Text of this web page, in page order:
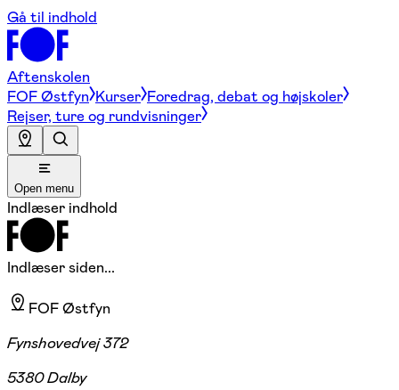
Gå til indhold
Aftenskolen
FOF Østfyn Kurser Foredrag, debat og højskoler
Rejser, ture og rundvisninger
Open menu
Indlæser indhold
Indlæser siden...
FOF Østfyn
Fynshovedvej 372
5380 Dalby